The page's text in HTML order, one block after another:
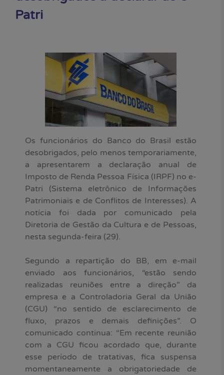
Patri
Os funcionários do Banco do Brasil estão
desobrigados, pelo menos temporariamente,
a apresentarem a declaração anual de
Imposto de Renda Pessoa Física (IRPF) no e-
Patri (Sistema eletrônico de Informações
Patrimoniais e de Conflitos de Interesses). A
notícia foi dada por comunicado pela
Diretoria de Gestão da Cultura e de Pessoas,
nesta segunda-feira (29).
Segundo a repartição do BB, em e-mail
enviado aos funcionários, “estão sendo
realizadas reuniões entre a direção” da
empresa e a Controladoria Geral da União
(CGU) “no sentido de esclarecimento de
fluxo, prazos e demais definições”. O
comunicado continua: “Em recente reunião
com a CGU ficou acordado que, durante
esse período de tratativas, fica suspensa
momentaneamente a obrigatoriedade de